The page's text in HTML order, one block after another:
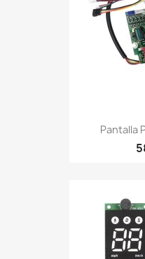
Pantalla